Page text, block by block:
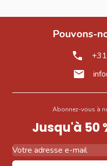
Pouvons-
Abonnez-vous à
Jusqu'à 50